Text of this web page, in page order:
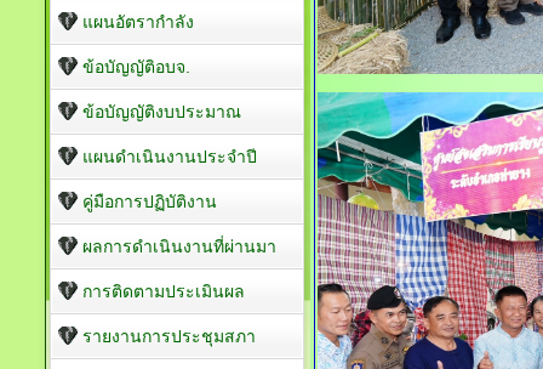
แผนอัตรากำลัง
ข้อบัญญัติอบจ.
ข้อบัญญัติงบประมาณ
แผนดำเนินงานประจำปี
คู่มือการปฏิบัติงาน
ผลการดำเนินงานที่ผ่านมา
การติดตามประเมินผล
รายงานการประชุมสภา